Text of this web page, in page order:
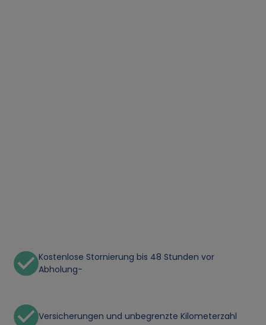
Kostenlose Stornierung bis 48 Stunden vor
Abholung-
Versicherungen und unbegrenzte Kilometerzahl